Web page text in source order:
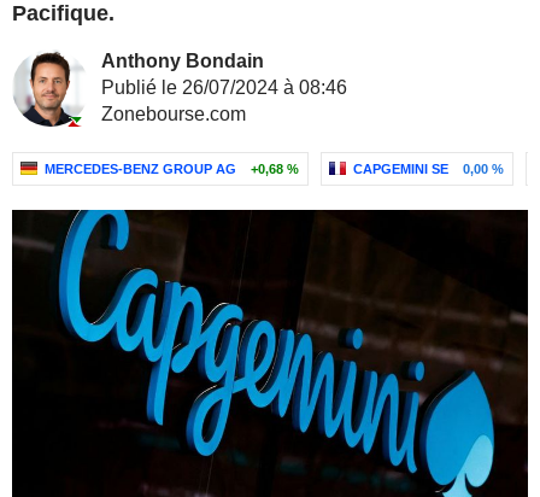
Pacifique.
Anthony Bondain
Publié le 26/07/2024 à 08:46
Zonebourse.com
MERCEDES-BENZ GROUP AG +0,68 % CAPGEMINI SE 0,00 %